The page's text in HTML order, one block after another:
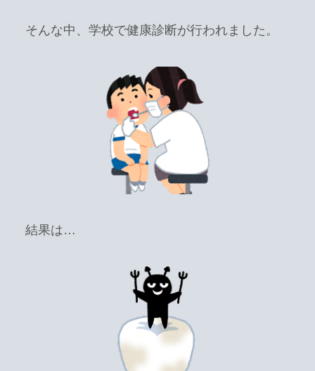
そんな中、学校で健康診断が行われました。
結果は…